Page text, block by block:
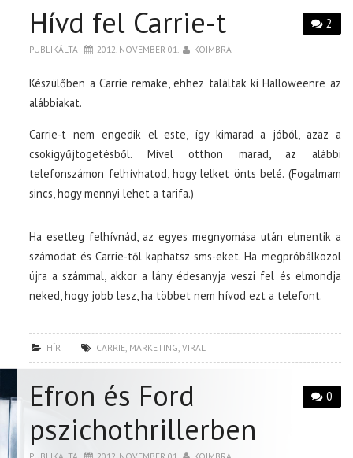
2
Hívd fel Carrie-t
PUBLIKÁLTA 2012. NOVEMBER 01. KOIMBRA
Készülőben a Carrie remake, ehhez találtak ki Halloweenre az
alábbiakat.
Carrie-t nem engedik el este, így kimarad a jóból, azaz a
csokigyűjtögetésből. Mivel otthon marad, az alábbi
telefonszámon felhívhatod, hogy lelket önts belé. (Fogalmam
sincs, hogy mennyi lehet a tarifa.)
Ha esetleg felhívnád, az egyes megnyomása után elmentik a
számodat és Carrie-től kaphatsz sms-eket. Ha megpróbálkozol
újra a számmal, akkor a lány édesanyja veszi fel és elmondja
neked, hogy jobb lesz, ha többet nem hívod ezt a telefont.
HÍR CARRIE MARKETING ,VIRAL
0
Efron és Ford
pszichothrillerben